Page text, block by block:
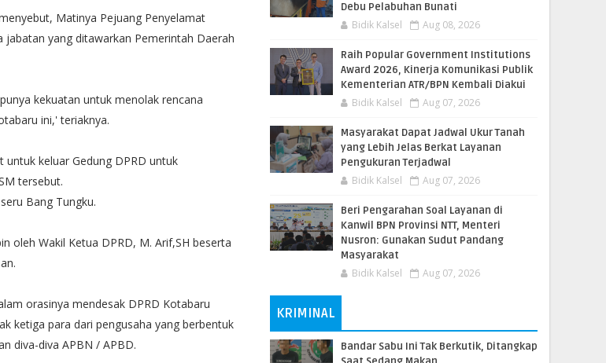
Matinya Pejuang Penyelamat
yang ditawarkan Pemerintah Daerah
kekuatan untuk menolak rencana
ini,' teriaknya.
untuk keluar Gedung DPRD untuk
tersebut.
Bang Tungku.
oleh Wakil Ketua DPRD, M. Arif,SH beserta
orasinya mendesak DPRD Kotabaru
ketiga para dari pengusaha yang berbentuk
diva-diva APBN / APBD.
Debu Pelabuhan Bunati
Bidik Kalsel Aug 08, 2026
Raih Popular Government Institutions
Award 2026, Kinerja Komunikasi Publik
Kementerian ATR/BPN Kembali Diakui
Bidik Kalsel Aug 07, 2026
Masyarakat Dapat Jadwal Ukur Tanah
yang Lebih Jelas Berkat Layanan
Pengukuran Terjadwal
Bidik Kalsel Aug 07, 2026
Beri Pengarahan Soal Layanan di
Kanwil BPN Provinsi NTT, Menteri
Nusron: Gunakan Sudut Pandang
Masyarakat
Bidik Kalsel Aug 07, 2026
KRIMINAL
Bandar Sabu Ini Tak Berkutik, Ditangkap